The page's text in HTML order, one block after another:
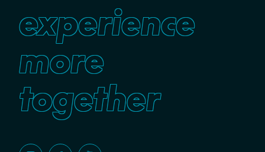
experience
more
together